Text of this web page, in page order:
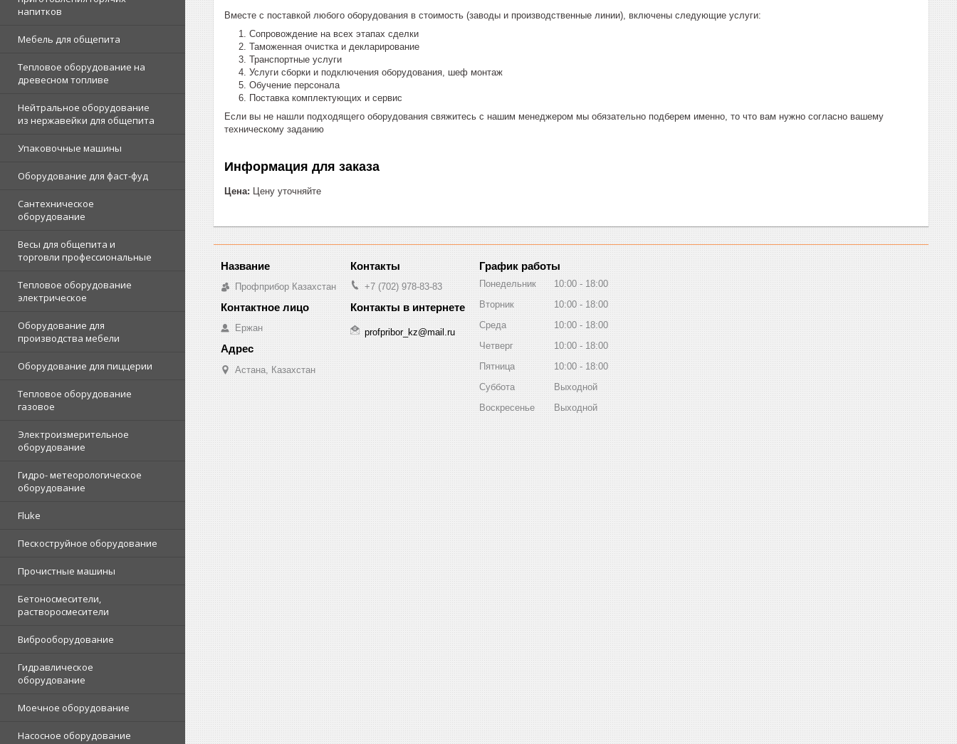
напитков
Мебель для общепита
Тепловое оборудование на
древесном топливе
Нейтральное оборудование
из нержавейки для общепита
Упаковочные машины
Оборудование для фаст-фуд
Сантехническое
оборудование
Весы для общепита и
торговли профессиональные
Тепловое оборудование
электрическое
Оборудование для
производства мебели
Оборудование для пиццерии
Тепловое оборудование
газовое
Электроизмерительное
оборудование
Гидро- метеорологическое
оборудование
Fluke
Пескоструйное оборудование
Прочистные машины
Бетоносмесители,
растворосмесители
Виброоборудование
Гидравлическое
оборудование
Моечное оборудование
Насосное оборудование
Вместе с поставкой любого оборудования в стоимость (заводы и производственные линии), включены следующие услуги:
Сопровождение на всех этапах сделки
Таможенная очистка и декларирование
Транспортные услуги
Услуги сборки и подключения оборудования, шеф монтаж
Обучение персонала
Поставка комплектующих и сервис
Если вы не нашли подходящего оборудования свяжитесь с нашим менеджером мы обязательно подберем именно, то что вам нужно согласно вашему
техническому заданию
Информация для заказа
Цена: Цену уточняйте
Профприбор Казахстан
Ержан
Астана, Казахстан
+7 (702) 978-83-83
profpribor_kz@mail.ru
График работы
Понедельник 10:00
18:00
Вторник
10:00
18:00
Среда
10:00
18:00
Четверг
10:00
18:00
Пятница
10:00
18:00
Суббота
Выходной
Воскресенье
Выходной